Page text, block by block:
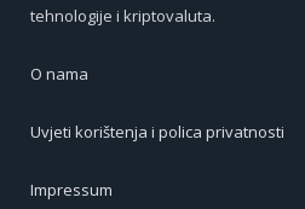
tehnologije i kriptovaluta.
O nama
Uvjeti korištenja i polica privatnosti
Impressum